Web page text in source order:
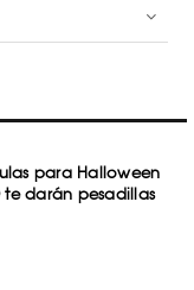
para Halloween
te darán pesadillas